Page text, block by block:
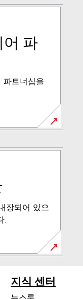
어 파
트너십을
장되어 있으
.
지식 센터